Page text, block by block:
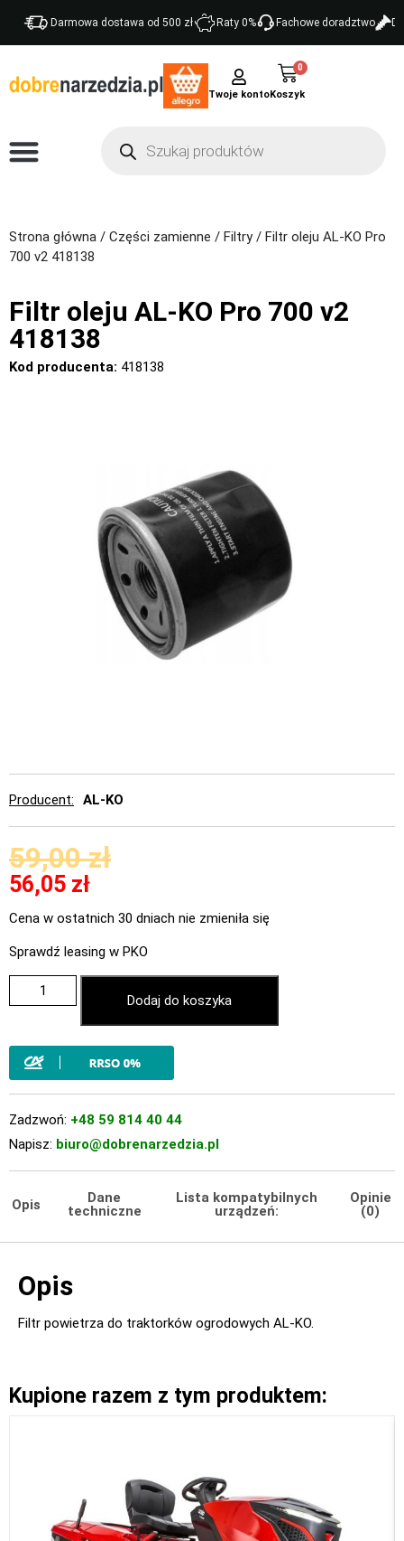
Darmowa dostawa od 500 zł Raty 0% Fachowe doradztwo
Twoje konto
0
Strona główna / Części zamienne / Filtry/ Filtr oleju AL-KO Pro
700 v2 418138
Filtr oleju AL-KO Pro 700 v2
418138
Kod producenta: 418138
Producent AL-KO
59,00zł
56,05 zł
Cena w ostatnich 30 dniach nie zmieniła się
Sprawdź leasing w PKO
Dodaj do koszyka
Zadzwoń: +48 59 814 40 44
Napisz: biuro@dobrenarzedzia.pl
Opis
Dane
techniczne
Lista kompatybilnych
urządzeń:
Opinie
(0)
Opis
Filtr powietrza do traktorków ogrodowych AL-KO.
Kupione razem z tym produktem: